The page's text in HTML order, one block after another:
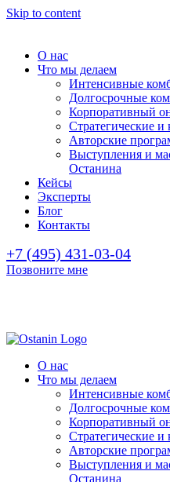
Skip to content
О нас
Что мы делаем
Интенсивные
Долгосрочные
Корпоративный
Стратегические и
Авторские
Выступления и
Останина
Кейсы
Эксперты
Блог
Контакты
+7 (495) 431-03-04
Позвоните мне
О нас
Что мы делаем
Интенсивные
Долгосрочные
Корпоративный
Стратегические и
Авторские
Выступления и
Останина